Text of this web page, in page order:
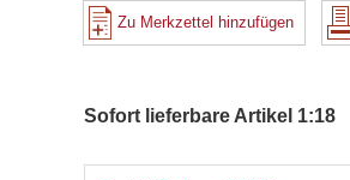
Zu Merkzettel hinzufügen
Sofort lieferbare Artikel 1:18